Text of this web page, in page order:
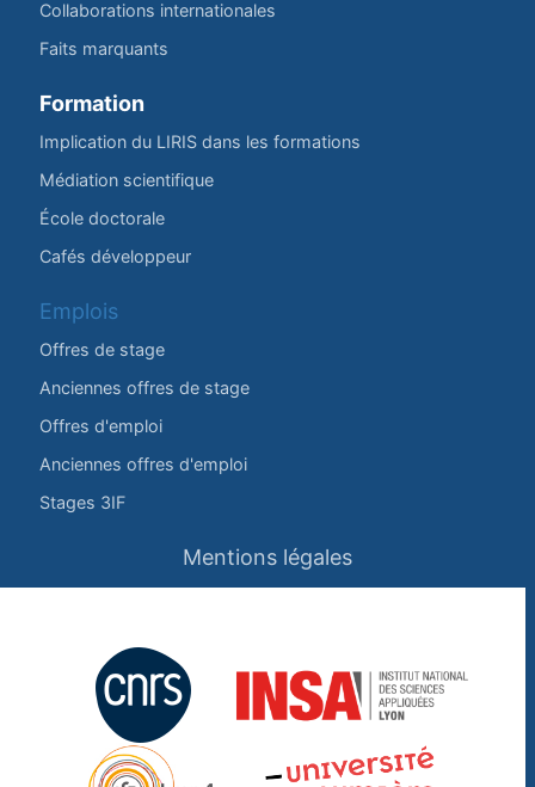
Collaborations internationales
Faits marquants
Formation
Implication du LIRIS dans les formations
Médiation scientifique
École doctorale
Cafés développeur
Emplois
Offres de stage
Anciennes offres de stage
Offres d'emploi
Anciennes offres d'emploi
Stages 3IF
Mentions légales